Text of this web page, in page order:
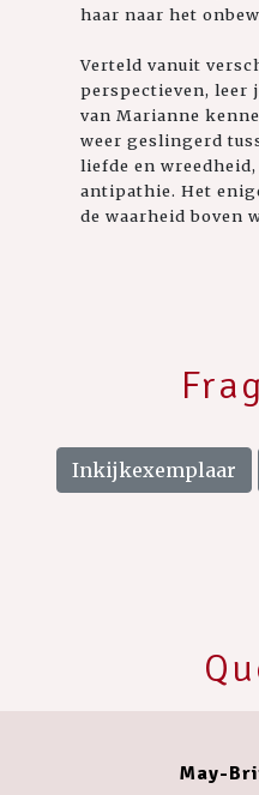
haar naar het
Verteld vanuit
perspectieven, leer
van Marianne
weer geslingerd
liefde en
antipathie. Het
de waarheid boven
Inkijkexemplaar
May-